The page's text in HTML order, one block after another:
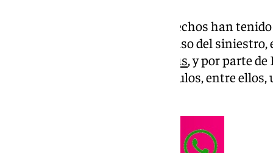
Además, ha detallado que los hechos han
horas, cuando se ha recibido aviso del
Puerto Banús, y por parte
decena de efectivos y seis vehículos, entre